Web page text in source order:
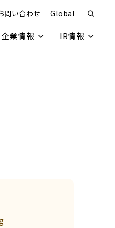
問い合わせ Global
企業情報 IR情報
g